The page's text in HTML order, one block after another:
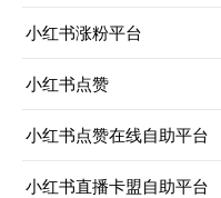
小红书涨粉平台
小红书点赞
小红书点赞在线自助平台
小红书直播卡盟自助平台